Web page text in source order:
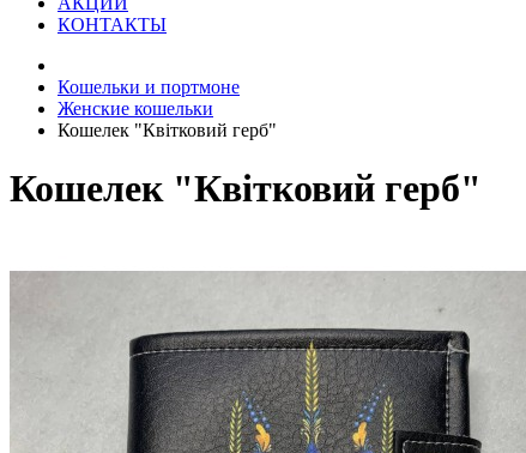
КОНТАКТЫ
Кошельки и портмоне
Женские кошельки
Кошелек "Квітковий герб"
Кошелек "Квітковий герб"